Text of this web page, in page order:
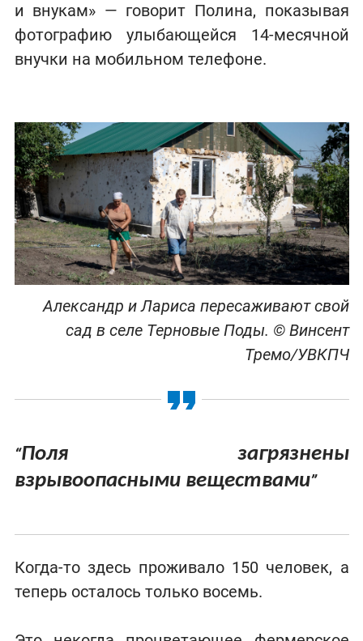
и внукам» — говорит Полина, показывая
фотографию улыбающейся 14-месячной
внучки на мобильном телефоне.
Александр и Лариса пересаживают свой
сад в селе Терновые Поды. © Винсент
Тремо/УВКПЧ
“Поля загрязнены
взрывоопасными веществами”
Когда-то здесь проживало 150 человек, а
теперь осталось только восемь.